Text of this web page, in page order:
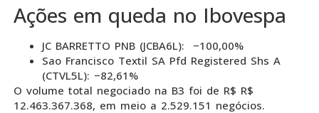
Ações em queda no Ibovespa
JC BARRETTO PNB (JCBA6L): −100,00%
Sao Francisco Textil SA Pfd Registered Shs A
(CTVL5L): −82,61%
O volume total negociado na B3 foi de R$ R$
12.463.367.368, em meio a 2.529.151 negócios.